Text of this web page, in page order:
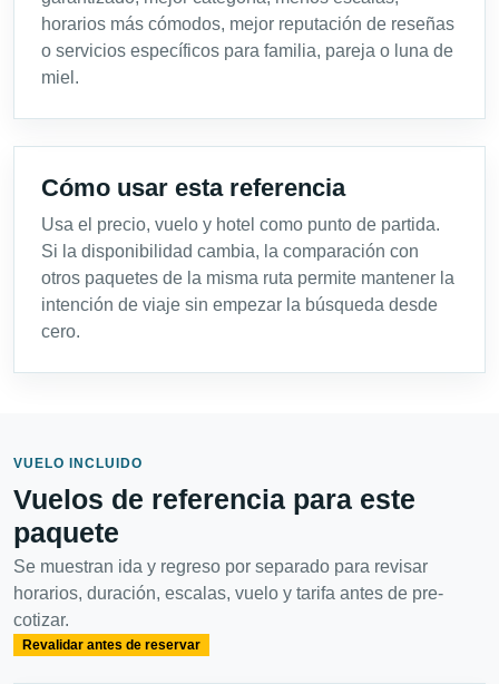
horarios más cómodos, mejor reputación de reseñas
o servicios específicos para familia, pareja o luna de
miel.
Cómo usar esta referencia
Usa el precio, vuelo y hotel como punto de partida.
Si la disponibilidad cambia, la comparación con
otros paquetes de la misma ruta permite mantener la
intención de viaje sin empezar la búsqueda desde
cero.
VUELO INCLUIDO
Vuelos de referencia para este
paquete
Se muestran ida y regreso por separado para revisar
horarios, duración, escalas, vuelo y tarifa antes de pre-
cotizar.
Revalidar antes de reservar